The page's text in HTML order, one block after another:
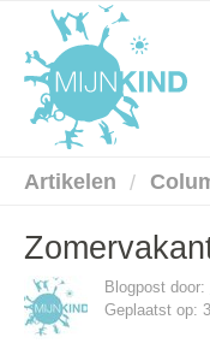
Artikelen
Blogpost door:
Geplaatst op: